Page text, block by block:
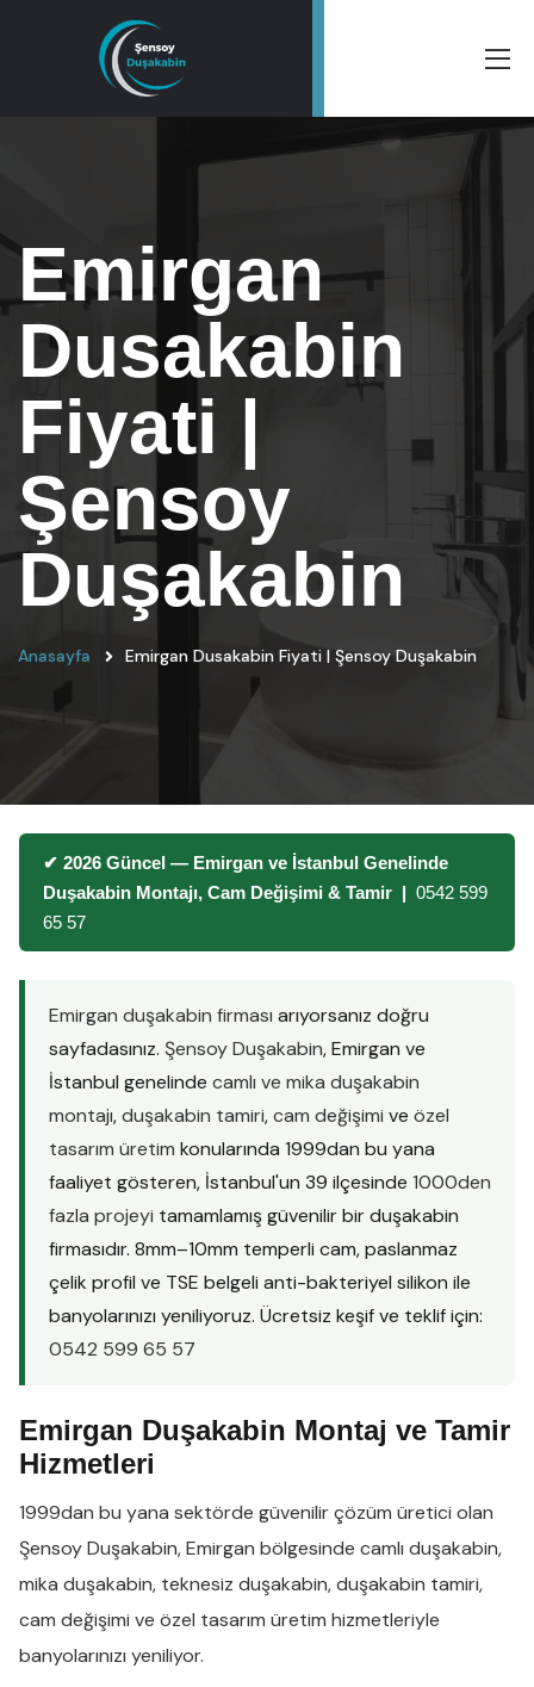
Emirgan
Dusakabin
Fiyati |
Şensoy
Duşakabin
Anasayfa Emirgan Dusakabin Fiyati | Şensoy Duşakabin
✔ 2026 Güncel — Emirgan ve İstanbul Genelinde
Duşakabin Montajı, Cam Değişimi & Tamir | 0542 599
65 57
Emirgan duşakabin firması arıyorsanız doğru
sayfadasınız. Şensoy Duşakabin, Emirgan ve
İstanbul genelinde camlı ve mika duşakabin
montajı,duşakabin tamiri,cam değişimi ve özel
tasarım üretim konularında 1999dan bu yana
faaliyet gösteren, İstanbul'un 39 ilçesinde 1000den
fazla projeyi tamamlamış güvenilir bir duşakabin
firmasıdır. 8mm–10mm temperli cam, paslanmaz
çelik profil ve TSE belgeli anti-bakteriyel silikon ile
banyolarınızı yeniliyoruz. Ücretsiz keşif ve teklif için:
0542 599 65 57
Emirgan Duşakabin Montaj ve Tamir
Hizmetleri
1999dan bu yana sektörde güvenilir çözüm üretici olan
Şensoy Duşakabin,Emirgan bölgesinde camlı duşakabin,
mika duşakabin, teknesiz duşakabin,duşakabin tamiri,
cam değişimi ve özel tasarım üretim hizmetleriyle
banyolarınızı yeniliyor.